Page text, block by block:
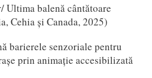
Ultima balenă cântătoare
Cehia și Canada, 2025)
barierele senzoriale pentru
prin animație accesibilizată